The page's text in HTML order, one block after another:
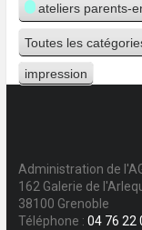
ateliers parents-
Toutes les
Vue
impression
Administration de
162 Galerie de
38100 Grenoble
Téléphone : 04 76 22